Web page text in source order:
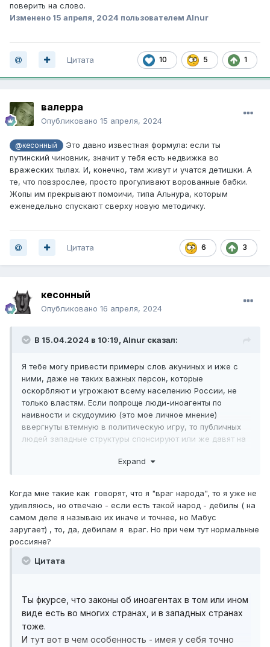
поверить на слово.
Изменено 15 апреля, 2024 пользователем Alnur
10 5 1
Цитата
валерра
Опубликовано 15 апреля, 2024
@кесонный
Это давно известная формула: если ты
путинский чиновник, значит у тебя есть недвижка во
вражеских тылах. И, конечно, там живут и учатся детишки. А
те, что повзрослее, просто прогуливают ворованные бабки.
Жопы им прекрывают помоичи, типа Альнура, которым
еженедельно спускают сверху новую методичку.
6 3
Цитата
кесонный
Опубликовано 16 апреля, 2024
В 15.04.2024 в 10:19, Alnur сказал:
Я тебе могу привести примеры слов акуниных и иже с
ними, даже не таких важных персон, которые
оскорбляют и угрожают всему населению России, не
только властям. Если попроще люди-иноагенты по
наивности и скудоумию (это мое личное мнение)
ввергнуты втемную в политическую игру, то публичных
людей западные структуры спонсируют или же давят на
капиталами. Запад искусно умеет управлять кнутом и
Expand
Когда мне такие как говорят, что я "враг народа", то я уже не
удивляюсь, но отвечаю - если есть такой народ - дебилы ( на
самом деле я называю их иначе и точнее, но Мабус
заругает) , то, да, дебилам я враг. Но при чем тут нормальные
россияне?
Цитата
Ты фкурсе, что законы об иноагентах в том или ином
виде есть во многих странах, и в западных странах
тоже.
И тут вот в чем особенность - имея у себя точно